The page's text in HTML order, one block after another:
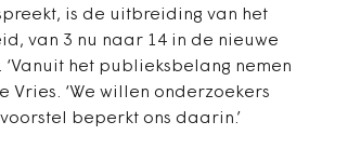
is de uitbreiding van het
van 3 nu naar 14 in de nieuwe
het publieksbelang nemen
Vries. ‘We willen onderzoekers
beperkt ons daarin.’